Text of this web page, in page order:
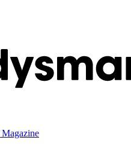
Magazine